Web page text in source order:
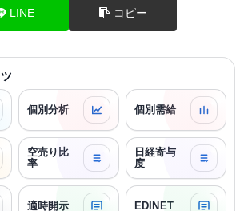
LINE コピー
個別分析 個別需給
空売り比
率
日経寄与
度
適時開示 EDINET